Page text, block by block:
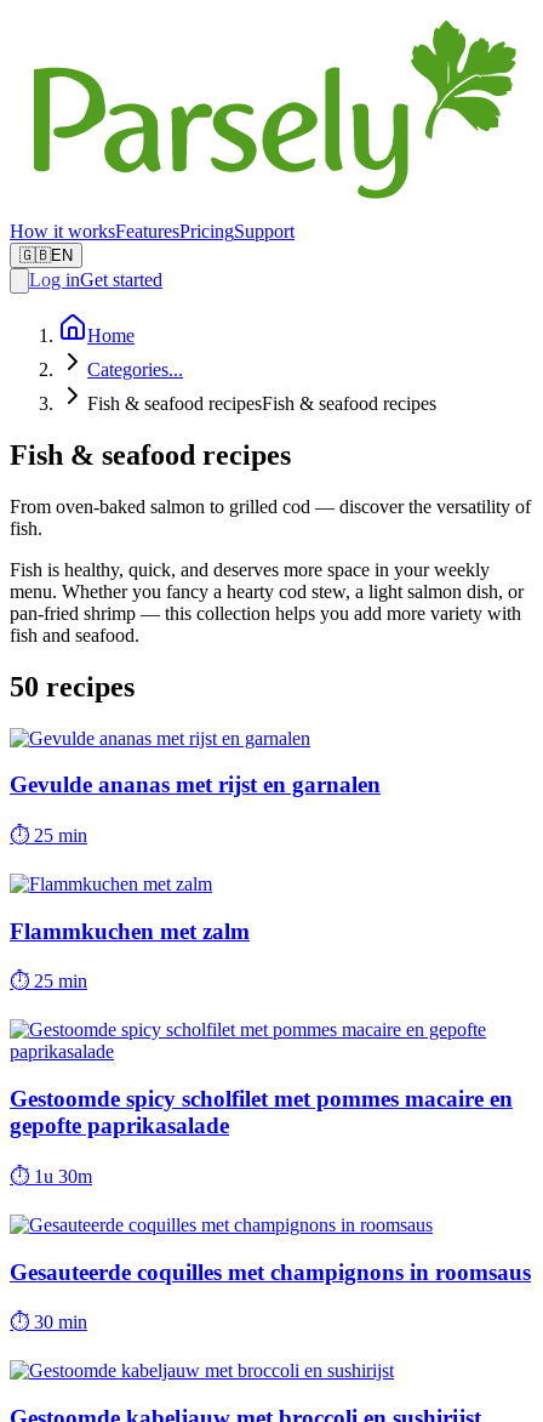
How it worksFeaturesPricingSupport
🇬🇧EN
Log inGet started
Home
Categories...
Fish & seafood recipesFish & seafood recipes
Fish & seafood recipes
From oven-baked salmon to grilled cod — discover the versatility of
fish.
Fish is healthy, quick, and deserves more space in your weekly
menu. Whether you fancy a hearty cod stew, a light salmon dish, or
pan-fried shrimp — this collection helps you add more variety with
fish and seafood.
50 recipes
Gevulde ananas met rijst en garnalen
⏱ 25 min
Flammkuchen met zalm
⏱ 25 min
Gestoomde spicy scholfilet met pommes macaire en
gepofte paprikasalade
⏱ 1u 30m
Gesauteerde coquilles met champignons in roomsaus
⏱ 30 min